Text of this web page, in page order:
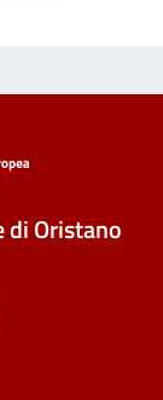
di Oristano